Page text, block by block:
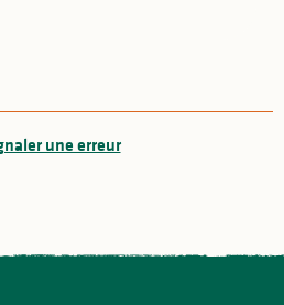
une erreur